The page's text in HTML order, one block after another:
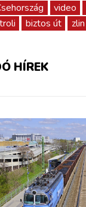
video
troli biztos út zlin
HÍREK